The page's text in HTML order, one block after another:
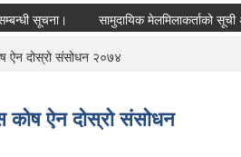
सूचना। सामुदायिक मेलमिलाकर्ताको सूची
ऐन दोस्रो संसोधन २०७४
कोष ऐन दोस्रो संसोधन